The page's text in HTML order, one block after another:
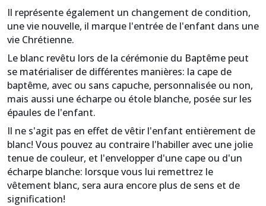
Il représente également un changement de condition,
une vie nouvelle, il marque l'entrée de l'enfant dans une
vie Chrétienne.
Le blanc revêtu lors de la cérémonie du Baptême peut
se matérialiser de différentes manières: la cape de
baptême, avec ou sans capuche, personnalisée ou non,
mais aussi une écharpe ou étole blanche, posée sur les
épaules de l'enfant.
Il ne s'agit pas en effet de vêtir l'enfant entièrement de
blanc! Vous pouvez au contraire l'habiller avec une jolie
tenue de couleur, et l'envelopper d'une cape ou d'un
écharpe blanche: lorsque vous lui remettrez le
vêtement blanc, sera aura encore plus de sens et de
signification!